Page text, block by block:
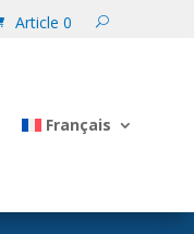
Article 0
Français